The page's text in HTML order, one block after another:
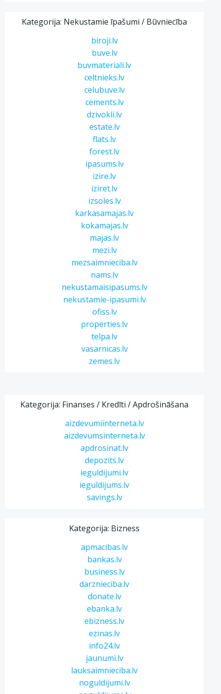
Kategorija: Nekustamie īpašumi / Būvniecība
biroji.lv
buve.lv
buvmateriali.lv
celtnieks.lv
celubuve.lv
cements.lv
dzivokli.lv
estate.lv
flats.lv
forest.lv
ipasums.lv
izire.lv
iziret.lv
izsoles.lv
karkasamajas.lv
kokamajas.lv
majas.lv
mezi.lv
mezsaimnieciba.lv
nams.lv
nekustamaisipasums.lv
nekustamie-ipasumi.lv
ofiss.lv
properties.lv
telpa.lv
vasarnicas.lv
zemes.lv
Kategorija: Finanses / Kredīti / Apdrošināšana
aizdevumiinterneta.lv
aizdevumsinterneta.lv
apdrosinat.lv
depozits.lv
ieguldijumi.lv
ieguldijums.lv
savings.lv
Kategorija: Bizness
apmacibas.lv
bankas.lv
business.lv
darznieciba.lv
donate.lv
ebanka.lv
ebizness.lv
ezinas.lv
info24.lv
jaunumi.lv
lauksaimnieciba.lv
noguldijumi.lv